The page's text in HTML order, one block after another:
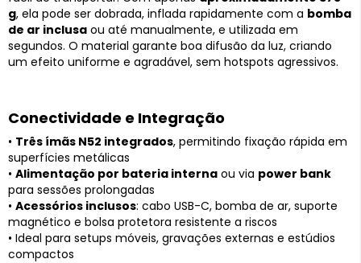
g, ela pode ser dobrada, inflada rapidamente com a bomba
de ar inclusa ou até manualmente, e utilizada em
segundos. O material garante boa difusão da luz, criando
um efeito uniforme e agradável, sem hotspots agressivos.
Conectividade e Integração
• Três ímãs N52 integrados, permitindo fixação rápida em
superfícies metálicas
• Alimentação por bateria interna ou via power bank
para sessões prolongadas
• Acessórios inclusos: cabo USB-C, bomba de ar, suporte
magnético e bolsa protetora resistente a riscos
• Ideal para setups móveis, gravações externas e estúdios
compactos